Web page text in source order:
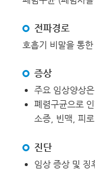
전파경로
호흡기 비말을 통
증상
주요 임상양상
폐렴구균으로
소증, 빈맥, 피
진단
임상 증상 및 징